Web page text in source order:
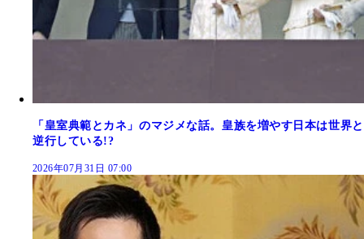
「皇室典範とカネ」のマジメな話。皇族を増やす日本は世界と
逆行している!?
2026年07月31日 07:00